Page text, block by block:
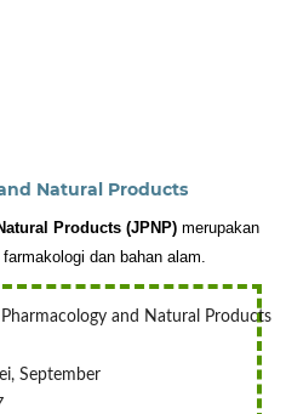
Natural Products
Products (JPNP) merupakan
dan bahan alam.
and Natural Products
September